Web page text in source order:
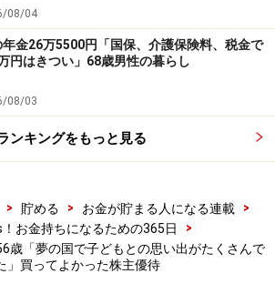
らせ】
、アンケート（2026/8/31まで） を実施
ギフト券1000円分プレゼント
ケートやモニター企画に参加が可能に
08/04
年金26万5500円「国保、介護保険料、税金で
円はきつい」68歳男性の暮らし
08/03
ンキングをもっと見る
> 貯める > お金が貯まる人になる連載
>
お金持ちになるための365日
>
歳「夢の国で子どもとの思い出がたくさんで
」買ってよかった株主優待